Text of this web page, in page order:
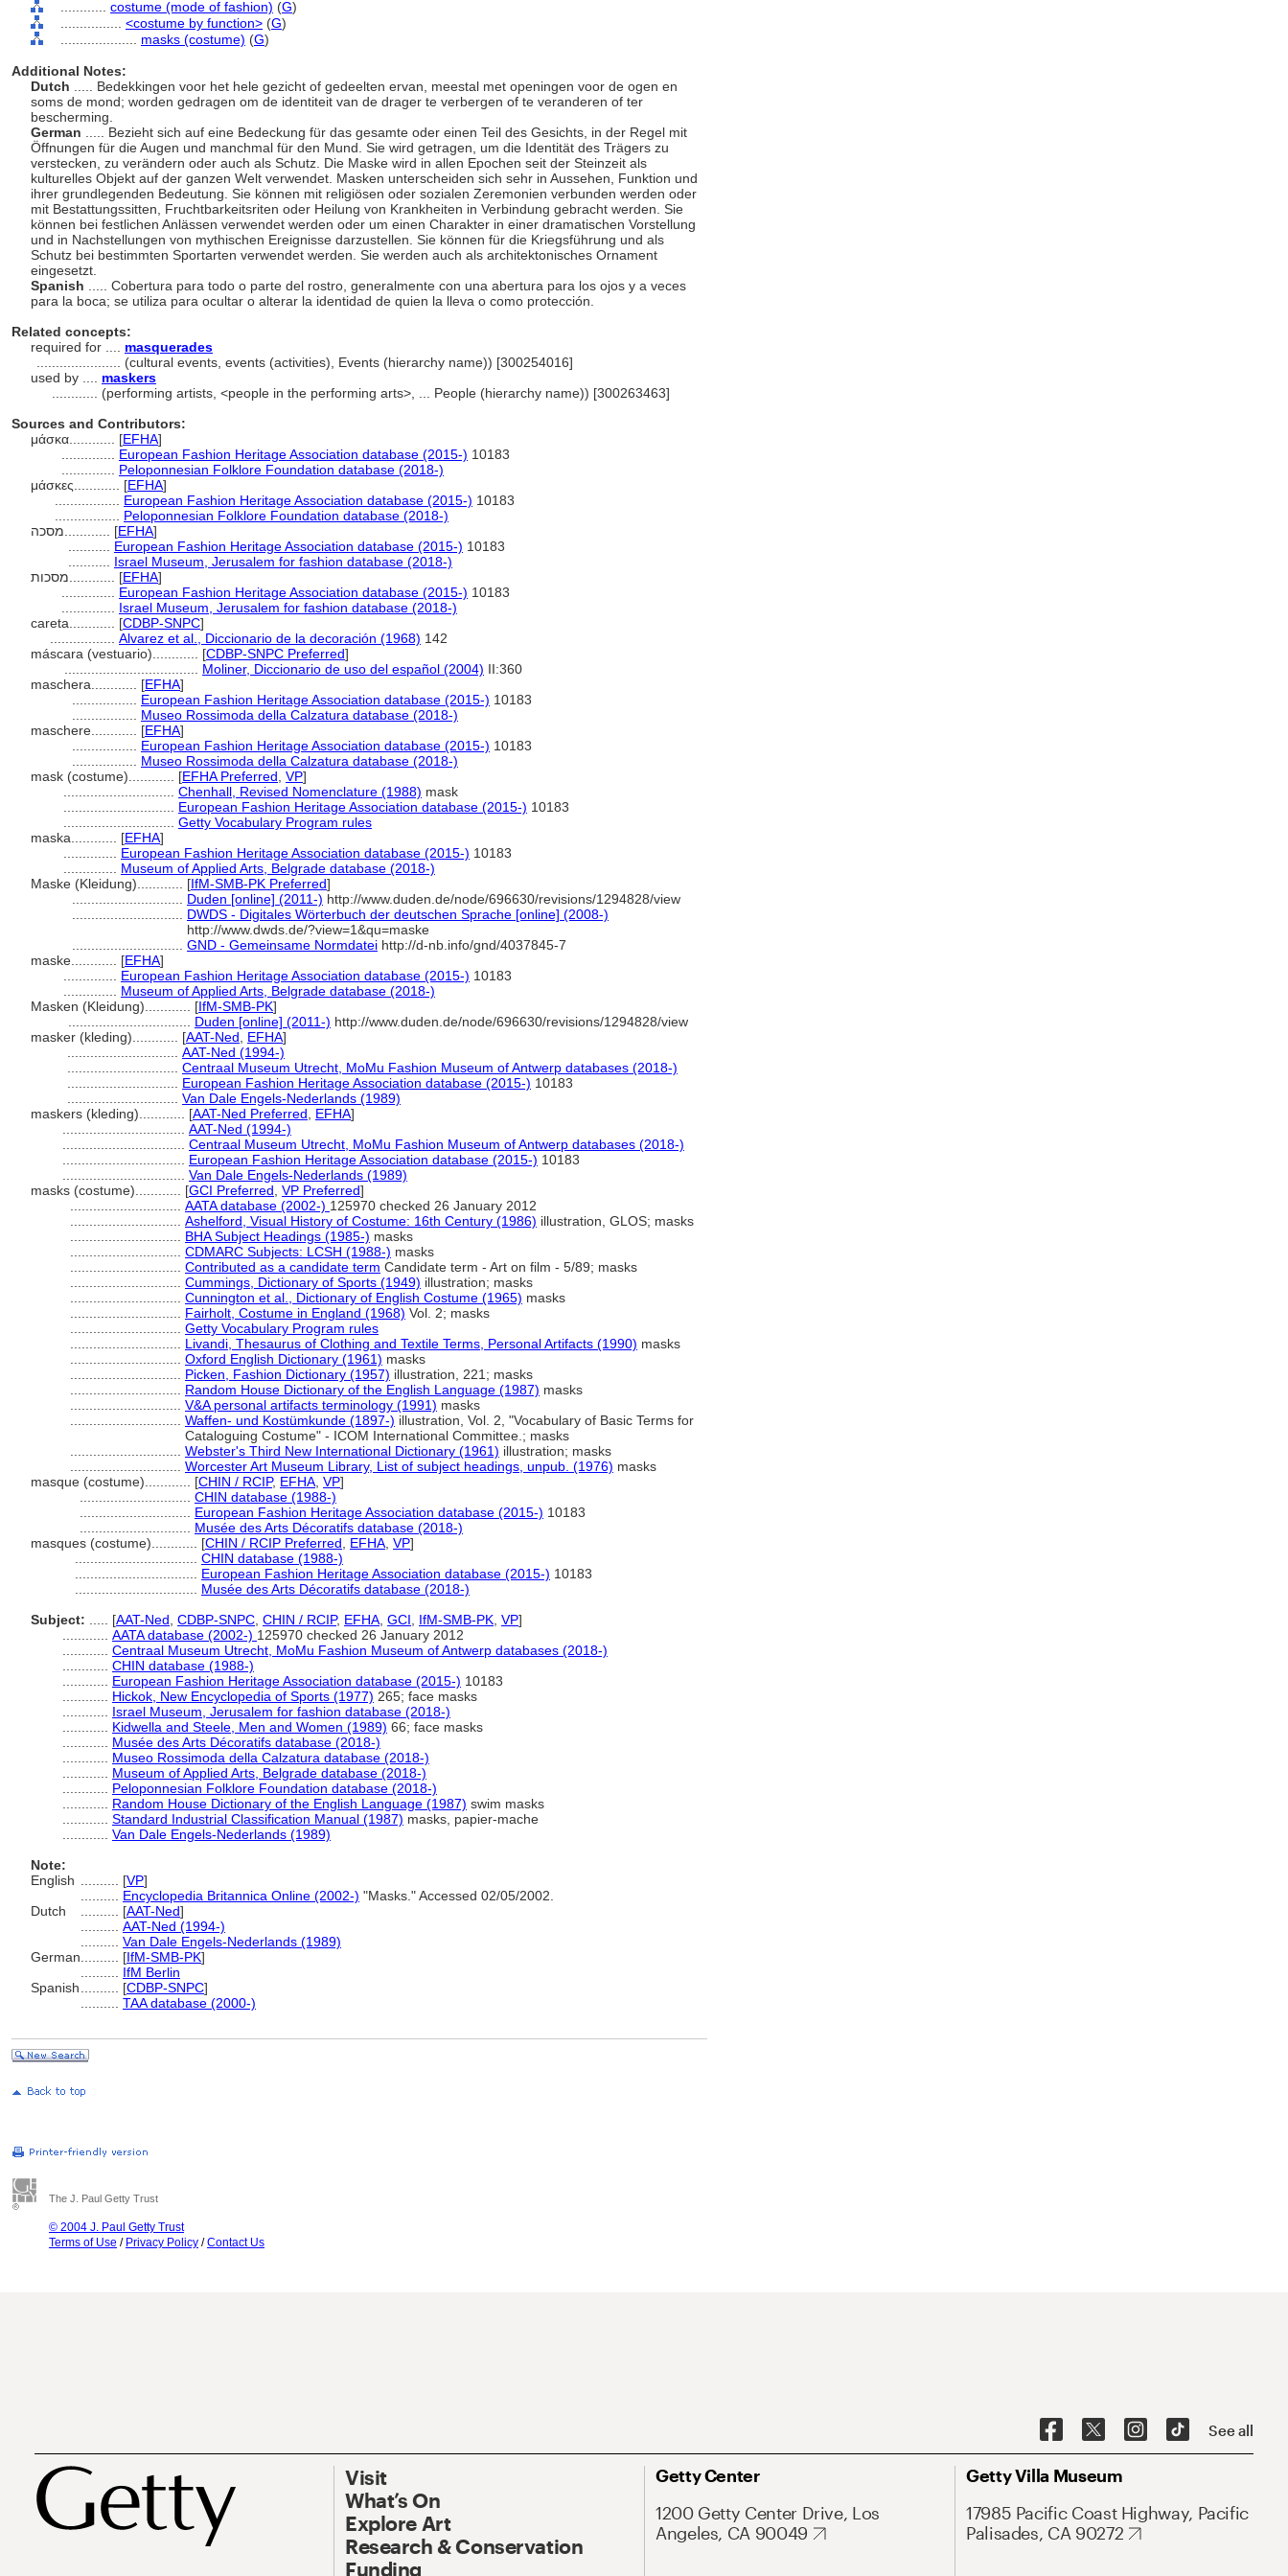
costume (mode of fashion) (G)
<costume by function> (G)
masks (costume) (G)
Additional Notes:
Dutch
..... Bedekkingen voor het hele gezicht of gedeelten ervan, meestal met openingen voor de ogen en
soms de mond; worden gedragen om de identiteit van de drager te verbergen of te veranderen of ter
bescherming.
German
..... Bezieht sich auf eine Bedeckung für das gesamte oder einen Teil des Gesichts, in der Regel mit
Öffnungen für die Augen und manchmal für den Mund. Sie wird getragen, um die Identität des Trägers zu
verstecken, zu verändern oder auch als Schutz. Die Maske wird in allen Epochen seit der Steinzeit als
kulturelles Objekt auf der ganzen Welt verwendet. Masken unterscheiden sich sehr in Aussehen, Funktion und
ihrer grundlegenden Bedeutung. Sie können mit religiösen oder sozialen Zeremonien verbunden werden oder
mit Bestattungssitten, Fruchtbarkeitsriten oder Heilung von Krankheiten in Verbindung gebracht werden. Sie
können bei festlichen Anlässen verwendet werden oder um einen Charakter in einer dramatischen Vorstellung
und in Nachstellungen von mythischen Ereignisse darzustellen. Sie können für die Kriegsführung und als
Schutz bei bestimmten Sportarten verwendet werden. Sie werden auch als architektonisches Ornament
eingesetzt.
Spanish
..... Cobertura para todo o parte del rostro, generalmente con una abertura para los ojos y a veces
para la boca; se utiliza para ocultar o alterar la identidad de quien la lleva o como protección.
Related concepts:
required for .... masquerades
(cultural events, events (activities), Events (hierarchy name)) [300254016]
used by .... maskers
(performing artists, <people in the performing arts>, ... People (hierarchy name)) [300263463]
Sources and Contributors:
μάσκα............ [EFHA]
European Fashion Heritage Association database (2015-) 10183
Peloponnesian Folklore Foundation database (2018-)
μάσκες............ [EFHA]
European Fashion Heritage Association database (2015-) 10183
Peloponnesian Folklore Foundation database (2018-)
[EFHA]
European Fashion Heritage Association database (2015-) 10183
Israel Museum, Jerusalem for fashion database (2018-)
[EFHA]
European Fashion Heritage Association database (2015-) 10183
Israel Museum, Jerusalem for fashion database (2018-)
careta............ [CDBP-SNPC]
Alvarez et al., Diccionario de la decoración (1968) 142
máscara (vestuario)............ [CDBP-SNPC Preferred]
Moliner, Diccionario de uso del español (2004) II:360
maschera............ [EFHA]
European Fashion Heritage Association database (2015-) 10183
Museo Rossimoda della Calzatura database (2018-)
maschere............ [EFHA]
European Fashion Heritage Association database (2015-) 10183
Museo Rossimoda della Calzatura database (2018-)
mask (costume)............ [EFHA Preferred VP]
Chenhall, Revised Nomenclature (1988) mask
European Fashion Heritage Association database (2015-) 10183
Getty Vocabulary Program rules
maska............ [EFHA]
European Fashion Heritage Association database (2015-) 10183
Museum of Applied Arts, Belgrade database (2018-)
Maske (Kleidung)............ [IfM-SMB-PK Preferred]
Duden [online] (2011-) http://www.duden.de/node/696630/revisions/1294828/view
DWDS - Digitales Wörterbuch der deutschen Sprache [online] (2008-)
http://www.dwds.de/?view=1&qu=maske
GND - Gemeinsame Normdatei http://d-nb.info/gnd/4037845-7
maske............ [EFHA]
European Fashion Heritage Association database (2015-) 10183
Museum of Applied Arts, Belgrade database (2018-)
Masken (Kleidung)............ [IfM-SMB-PK]
Duden [online] (2011-) http://www.duden.de/node/696630/revisions/1294828/view
masker (kleding)............ [AAT-Ned EFHA]
AAT-Ned (1994-)
Centraal Museum Utrecht, MoMu Fashion Museum of Antwerp databases (2018-)
European Fashion Heritage Association database (2015-) 10183
Van Dale Engels-Nederlands (1989)
maskers (kleding)............ [AAT-Ned Preferred EFHA]
AAT-Ned (1994-)
Centraal Museum Utrecht, MoMu Fashion Museum of Antwerp databases (2018-)
European Fashion Heritage Association database (2015-) 10183
Van Dale Engels-Nederlands (1989)
masks (costume)............ [GCI Preferred VP Preferred]
AATA database (2002-) 125970 checked 26 January 2012
Ashelford, Visual History of Costume: 16th Century (1986) illustration, GLOS; masks
BHA Subject Headings (1985-) masks
CDMARC Subjects: LCSH (1988-) masks
Contributed as a candidate term Candidate term - Art on film - 5/89; masks
Cummings, Dictionary of Sports (1949) illustration; masks
Cunnington et al., Dictionary of English Costume (1965) masks
Fairholt, Costume in England (1968) Vol. 2; masks
Getty Vocabulary Program rules
Livandi, Thesaurus of Clothing and Textile Terms, Personal Artifacts (1990) masks
Oxford English Dictionary (1961) masks
Picken, Fashion Dictionary (1957) illustration, 221; masks
Random House Dictionary of the English Language (1987) masks
V&A personal artifacts terminology (1991) masks
Waffen- und Kostümkunde (1897-) illustration, Vol. 2, "Vocabulary of Basic Terms for
Cataloguing Costume" - ICOM International Committee.; masks
Webster's Third New International Dictionary (1961) illustration; masks
Worcester Art Museum Library, List of subject headings, unpub. (1976) masks
masque (costume)............ [CHIN / RCIP, EFHA VP]
CHIN database (1988-)
European Fashion Heritage Association database (2015-) 10183
Musée des Arts Décoratifs database (2018-)
masques (costume)............ [CHIN / RCIP Preferred EFHA VP]
CHIN database (1988-)
European Fashion Heritage Association database (2015-) 10183
Musée des Arts Décoratifs database (2018-)
Subject:
[AAT-Ned CDBP-SNPC CHIN / RCIP, EFHA GCI IfM-SMB-PK VP]
AATA database (2002-) 125970 checked 26 January 2012
Centraal Museum Utrecht, MoMu Fashion Museum of Antwerp databases (2018-)
CHIN database (1988-)
European Fashion Heritage Association database (2015-) 10183
Hickok, New Encyclopedia of Sports (1977) 265; face masks
Israel Museum, Jerusalem for fashion database (2018-)
Kidwella and Steele, Men and Women (1989) 66; face masks
Musée des Arts Décoratifs database (2018-)
Museo Rossimoda della Calzatura database (2018-)
Museum of Applied Arts, Belgrade database (2018-)
Peloponnesian Folklore Foundation database (2018-)
Random House Dictionary of the English Language (1987) swim masks
Standard Industrial Classification Manual (1987) masks, papier-mache
Van Dale Engels-Nederlands (1989)
Note:
English
[VP]
Encyclopedia Britannica Online (2002-) "Masks." Accessed 02/05/2002.
Dutch
[AAT-Ned]
AAT-Ned (1994-)
Van Dale Engels-Nederlands (1989)
German
[IfM-SMB-PK]
IfM Berlin
Spanish
[CDBP-SNPC]
TAA database (2000-)
The J. Paul Getty Trust
© 2004 J. Paul Getty Trust
Terms of Use / Privacy Policy /Contact Us
See all
Visit
What’s On
Explore Art
Research & Conservation
Funding
Getty Center
1200 Getty Center Drive, Los
Angeles, CA 90049
Getty Villa Museum
17985 Pacific Coast Highway, Pacific
Palisades, CA 90272